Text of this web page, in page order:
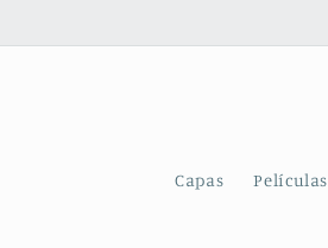
Capas Películas